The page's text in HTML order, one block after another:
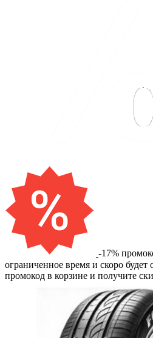
-17%
ограниченное время и скоро
промокод в корзине и получите